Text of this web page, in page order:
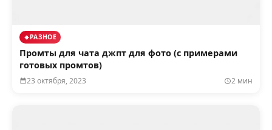
РАЗНОЕ
Промты для чата джпт для фото (с примерами
готовых промтов)
23 октября, 2023 2 мин